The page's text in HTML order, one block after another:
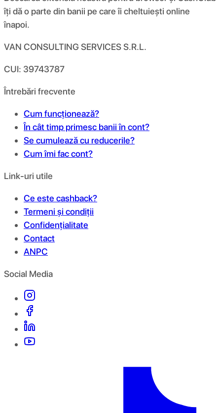
îți dă o parte din banii pe care îi cheltuiești online
înapoi.
VAN CONSULTING SERVICES S.R.L.
CUI: 39743787
Întrebări frecvente
Cum funcționează?
În cât timp primesc banii în cont?
Se cumulează cu reducerile?
Cum îmi fac cont?
Link-uri utile
Ce este cashback?
Termeni și condiții
Confidențialitate
Contact
ANPC
Social Media